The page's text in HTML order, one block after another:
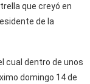
que creyó en
de la
cual dentro de unos
domingo 14 de